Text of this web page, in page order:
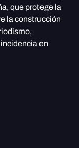
que protege la
la construcción
en